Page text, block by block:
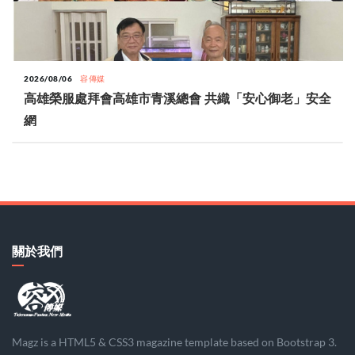
2026/08/06 容傳媒
高雄榮服處拜會高雄市青溪總會 共織「安心御老」安全
網
關於我們
Magz is a HTML5 & CSS3 magazine template based on Bootstrap 3.